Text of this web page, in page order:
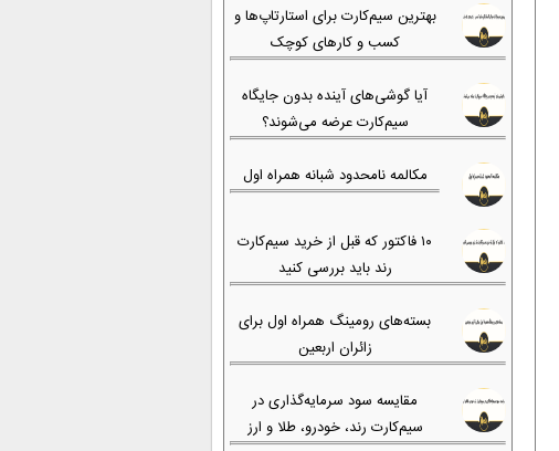
بهترین سیم‌کارت برای استارتاپ‌ها و
کسب و کارهای کوچک
آیا گوشی‌های آینده بدون جایگاه
سیم‌کارت عرضه می‌شوند؟
مکالمه نامحدود شبانه همراه اول
۱۰ فاکتور که قبل از خرید سیم‌کارت
رند باید بررسی کنید
بسته‌های رومینگ همراه اول برای
زائران اربعین
مقایسه سود سرمایه‌گذاری در
سیم‌کارت رند، خودرو، طلا و ارز